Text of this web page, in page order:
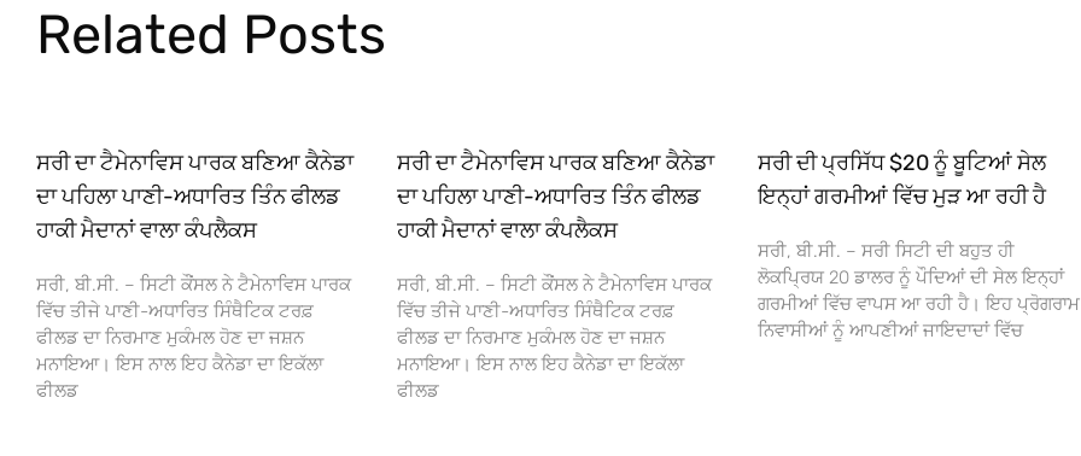
Related Posts
ਸਰੀ ਦਾ ਟੈਮੇਨਾਵਿਸ ਪਾਰਕ ਬਣਿਆ ਕੈਨੇਡਾ
ਦਾ ਪਹਿਲਾ ਪਾਣੀ-ਅਧਾਰਿਤ ਤਿੰਨ ਫੀਲਡ
ਹਾਕੀ ਮੈਦਾਨਾਂ ਵਾਲਾ ਕੰਪਲੈਕਸ
ਸਰੀ, ਬੀ.ਸੀ. – ਸਿਟੀ ਕੌਂਸਲ ਨੇ ਟੈਮੇਨਾਵਿਸ ਪਾਰਕ
ਵਿੱਚ ਤੀਜੇ ਪਾਣੀ-ਅਧਾਰਿਤ ਸਿੰਥੈਟਿਕ ਟਰਫ਼
ਫੀਲਡ ਦਾ ਨਿਰਮਾਣ ਮੁਕੰਮਲ ਹੋਣ ਦਾ ਜਸ਼ਨ
ਮਨਾਇਆ। ਇਸ ਨਾਲ ਇਹ ਕੈਨੇਡਾ ਦਾ ਇਕੱਲਾ
ਫੀਲਡ
ਸਰੀ ਦਾ ਟੈਮੇਨਾਵਿਸ ਪਾਰਕ ਬਣਿਆ ਕੈਨੇਡਾ
ਦਾ ਪਹਿਲਾ ਪਾਣੀ-ਅਧਾਰਿਤ ਤਿੰਨ ਫੀਲਡ
ਹਾਕੀ ਮੈਦਾਨਾਂ ਵਾਲਾ ਕੰਪਲੈਕਸ
ਸਰੀ, ਬੀ.ਸੀ. – ਸਿਟੀ ਕੌਂਸਲ ਨੇ ਟੈਮੇਨਾਵਿਸ ਪਾਰਕ
ਵਿੱਚ ਤੀਜੇ ਪਾਣੀ-ਅਧਾਰਿਤ ਸਿੰਥੈਟਿਕ ਟਰਫ਼
ਫੀਲਡ ਦਾ ਨਿਰਮਾਣ ਮੁਕੰਮਲ ਹੋਣ ਦਾ ਜਸ਼ਨ
ਮਨਾਇਆ। ਇਸ ਨਾਲ ਇਹ ਕੈਨੇਡਾ ਦਾ ਇਕੱਲਾ
ਫੀਲਡ
ਸਰੀ ਦੀ ਪ੍ਰਸਿੱਧ $20 ਨੂੰ ਬੂਟਿਆਂ ਸੇਲ
ਇਨ੍ਹਾਂ ਗਰਮੀਆਂ ਵਿੱਚ ਮੁੜ ਆ ਰਹੀ ਹੈ
ਸਰੀ, ਬੀ.ਸੀ. – ਸਰੀ ਸਿਟੀ ਦੀ ਬਹੁਤ ਹੀ
ਲੋਕਪ੍ਰਿਯ 20 ਡਾਲਰ ਨੂੰ ਪੌਦਿਆਂ ਦੀ ਸੇਲ ਇਨ੍ਹਾਂ
ਗਰਮੀਆਂ ਵਿੱਚ ਵਾਪਸ ਆ ਰਹੀ ਹੈ। ਇਹ ਪ੍ਰੋਗਰਾਮ
ਨਿਵਾਸੀਆਂ ਨੂੰ ਆਪਣੀਆਂ ਜਾਇਦਾਦਾਂ ਵਿੱਚ